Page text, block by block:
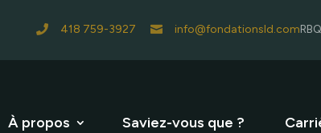
 418 759-3927  info@fondationsld.com
À propos Saviez-vous que ?